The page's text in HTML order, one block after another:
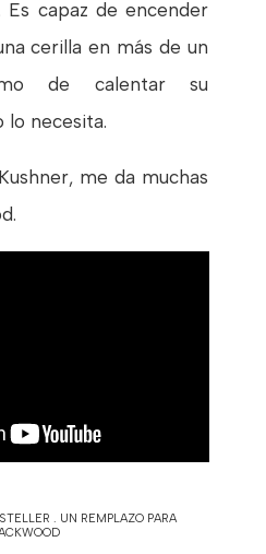
capaz de encender
cerilla en más de un
de calentar su
lo necesita.
me da muchas
. UN REMPLAZO PARA